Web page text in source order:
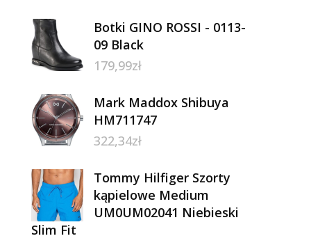
Botki GINO ROSSI - 0113-
09 Black
179,99zł
Mark Maddox Shibuya
HM711747
322,34zł
Tommy Hilfiger Szorty
kąpielowe Medium
UM0UM02041 Niebieski
Slim Fit